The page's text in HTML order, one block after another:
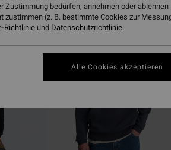
Zustimmung bedürfen, annehmen oder ablehnen
(z. B. bestimmte Cookies zur
Richtlinie und Datenschutzrichtlinie
Alle Cookies akzeptieren